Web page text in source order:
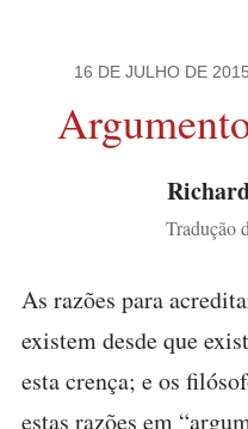
16 DE JULHO DE
Tradução
As razões para
existem desde que
esta crença; e os
estas razões em